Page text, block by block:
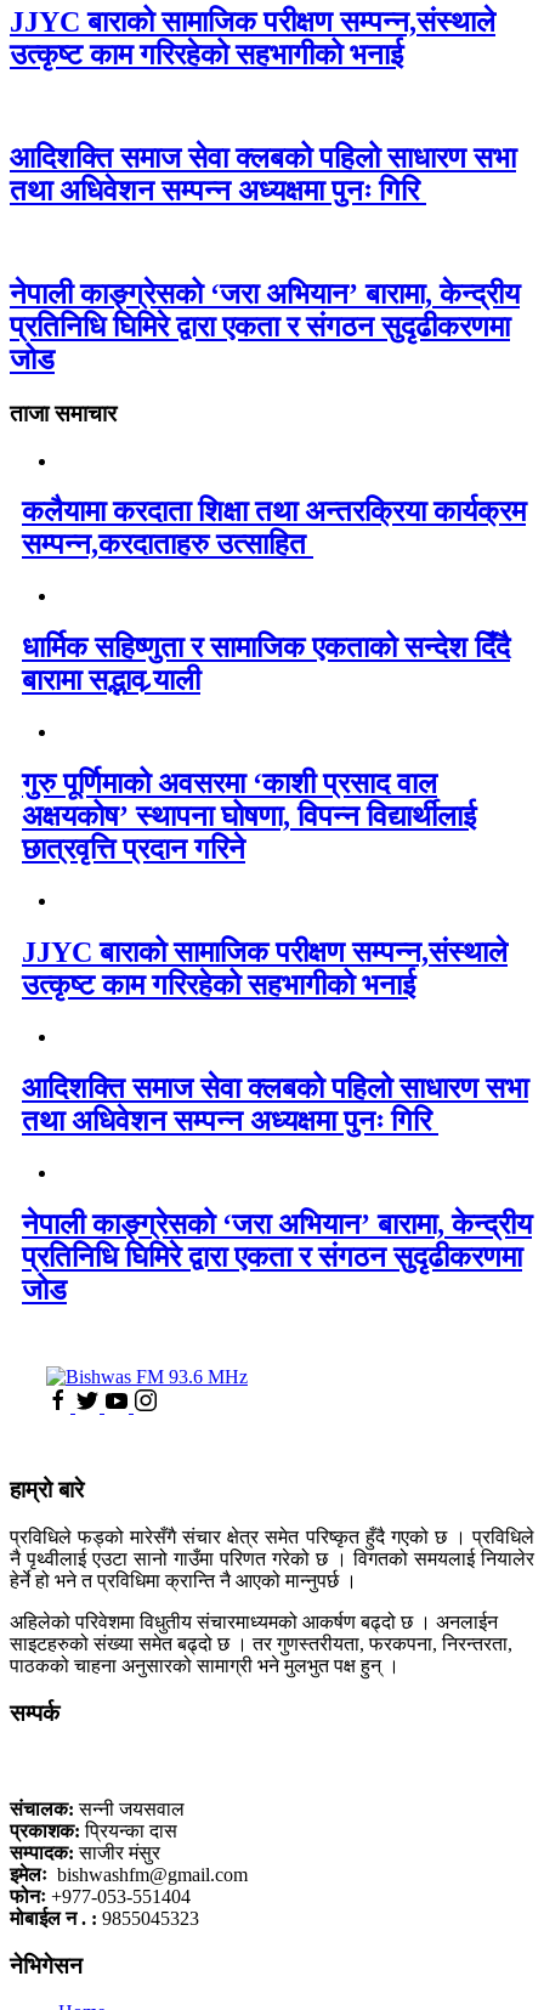
JJYC बाराको सामाजिक परीक्षण सम्पन्न,संस्थाले
उत्कृष्ट काम गरिरहेको सहभागीको भनाई
आदिशक्ति समाज सेवा क्लबको पहिलो साधारण सभा
तथा अधिवेशन सम्पन्न अध्यक्षमा पुनः गिरि
नेपाली काङ्ग्रेसको ‘जरा अभियान’ बारामा, केन्द्रीय
प्रतिनिधि घिमिरे द्वारा एकता र संगठन सुदृढीकरणमा
जोड
ताजा समाचार
कलैयामा करदाता शिक्षा तथा अन्तरक्रिया कार्यक्रम
सम्पन्न,करदाताहरु उत्साहित
धार्मिक सहिष्णुता र सामाजिक एकताको सन्देश दिँदै
बारामा सद्भाव र्‍याली
गुरु पूर्णिमाको अवसरमा ‘काशी प्रसाद वाल
अक्षयकोष’ स्थापना घोषणा, विपन्न विद्यार्थीलाई
छात्रवृत्ति प्रदान गरिने
JJYC बाराको सामाजिक परीक्षण सम्पन्न,संस्थाले
उत्कृष्ट काम गरिरहेको सहभागीको भनाई
आदिशक्ति समाज सेवा क्लबको पहिलो साधारण सभा
तथा अधिवेशन सम्पन्न अध्यक्षमा पुनः गिरि
नेपाली काङ्ग्रेसको ‘जरा अभियान’ बारामा, केन्द्रीय
प्रतिनिधि घिमिरे द्वारा एकता र संगठन सुदृढीकरणमा
जोड
हाम्रो बारे
प्रविधिले फड्को मारेसँगै संचार क्षेत्र समेत परिष्कृत हुँदै गएको छ । प्रविधिले
नै पृथ्वीलाई एउटा सानो गाउँमा परिणत गरेको छ । विगतको समयलाई नियालेर
हेर्ने हो भने त प्रविधिमा क्रान्ति नै आएको मान्नुपर्छ ।
अहिलेको परिवेशमा विधुतीय संचारमाध्यमको आकर्षण बढ्दो छ । अनलाईन
साइटहरुको संख्या समेत बढ्दो छ । तर गुणस्तरीयता, फरकपना, निरन्तरता,
पाठकको चाहना अनुसारको सामाग्री भने मुलभुत पक्ष हुन् ।
सम्पर्क
संचालक: सन्नी जयसवाल
प्रकाशक: प्रियन्का दास
सम्पादक: साजीर मंसुर
इमेलः bishwashfm@gmail.com
फोनः +977-053-551404
मोबाईल न . : 9855045323
नेभिगेसन